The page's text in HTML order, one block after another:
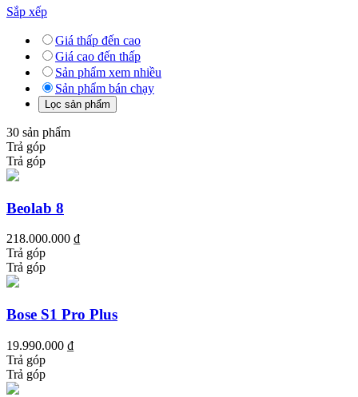
Sắp xếp
Giá thấp đến cao
Giá cao đến thấp
Sản phẩm xem nhiều
Sản phẩm bán chạy
30 sản phẩm
Trả góp
Trả góp
Beolab 8
218.000.000 ₫
Trả góp
Trả góp
Bose S1 Pro Plus
19.990.000 ₫
Trả góp
Trả góp